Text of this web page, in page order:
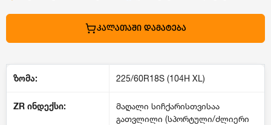
ᲙᲐᲚᲐᲗᲐᲨᲘ ᲓᲐᲛᲐᲢᲔᲑᲐ
ზომა: 225/60R18S (104H XL)
ZRინდექსი:
მაღალი სიჩქარისთვისაა
გათვლილი (სპორტული/ძლიერი